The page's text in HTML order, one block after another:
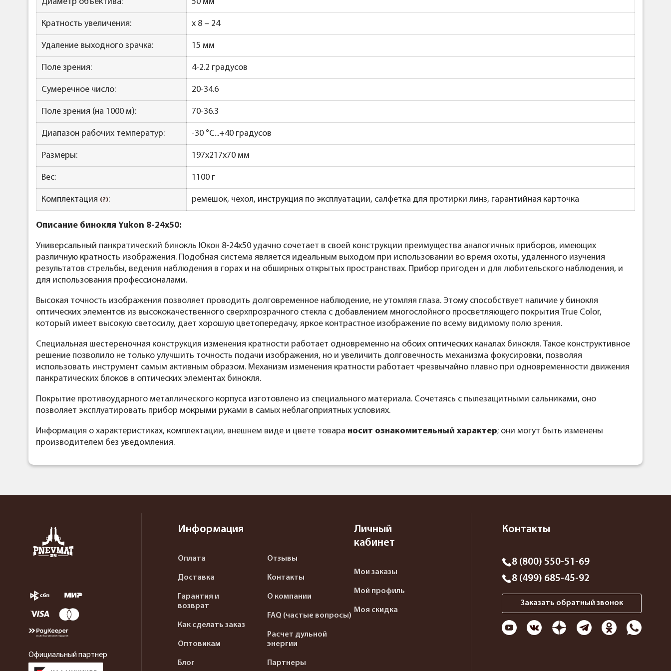
Кратность увеличения: x 8 – 24
Удаление выходного зрачка: 15 мм
Поле зрения: 4-2.2 градусов
Сумеречное число: 20-34.6
Поле зрения (на 1000 м): 70-36.3
Диапазон рабочих температур: -30 °С...+40 градусов
Размеры: 197x217x70 мм
Вес: 1100 г
Комплектация (?): ремешок, чехол, инструкция по эксплуатации, салфетка для протирки линз, гарантийная карточка
Описание бинокля Yukon 8-24x50:
Универсальный панкратический бинокль Юкон 8-24x50 удачно сочетает в своей конструкции преимущества аналогичных приборов, имеющих
различную кратность изображения. Подобная система является идеальным выходом при использовании во время охоты, удаленного изучения
результатов стрельбы, ведения наблюдения в горах и на обширных открытых пространствах. Прибор пригоден и для любительского наблюдения, и
для использования профессионалами.
Высокая точность изображения позволяет проводить долговременное наблюдение, не утомляя глаза. Этому способствует наличие у бинокля
оптических элементов из высококачественного сверхпрозрачного стекла с добавлением многослойного просветляющего покрытия True Color,
который имеет высокую светосилу, дает хорошую цветопередачу, яркое контрастное изображение по всему видимому полю зрения.
Специальная шестереночная конструкция изменения кратности работает одновременно на обоих оптических каналах бинокля. Такое конструктивное
решение позволило не только улучшить точность подачи изображения, но и увеличить долговечность механизма фокусировки, позволяя
использовать инструмент самым активным образом. Механизм изменения кратности работает чрезвычайно плавно при одновременности движения
панкратических блоков в оптических элементах бинокля.
Покрытие противоударного металлического корпуса изготовлено из специального материала. Сочетаясь с пылезащитными сальниками, оно
позволяет эксплуатировать прибор мокрыми руками в самых неблагоприятных условиях.
Информация о характеристиках, комплектации, внешнем виде и цвете товара носит ознакомительный характер; они могут быть изменены
производителем без уведомления.
Официальный партнер
Информация
Оплата
Доставка
Гарантия и
возврат
Как сделать заказ
Оптовикам
Блог
Отзывы
Контакты
О компании
FAQ (частые вопросы)
Расчет дульной
энергии
Партнеры
Личный
кабинет
Мои заказы
Мой профиль
Моя скидка
Контакты
8 (800) 550-51-69
8 (499) 685-45-92
Заказать обратный звонок